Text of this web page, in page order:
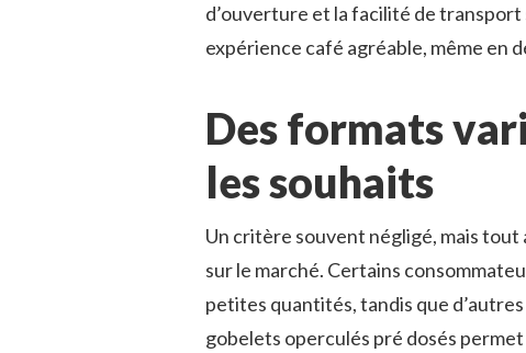
d’ouverture et la facilité de
expérience café agréable, même en
Des formats
les souhaits
Un critère souvent négligé, mais
sur le marché. Certains
petites quantités, tandis que
gobelets operculés pré dosés